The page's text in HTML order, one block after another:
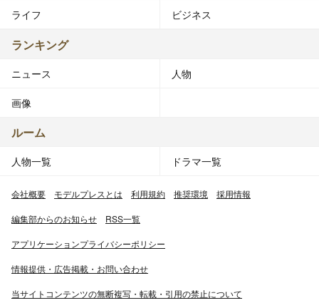
ライフ ビジネス
ランキング
ニュース 人物
画像
ルーム
人物一覧 ドラマ一覧
会社概要 モデルプレスとは 利用規約 推奨環境 採用情報
編集部からのお知らせ RSS一覧
アプリケーションプライバシーポリシー
情報提供・広告掲載・お問い合わせ
当サイトコンテンツの無断複写・転載・引用の禁止について